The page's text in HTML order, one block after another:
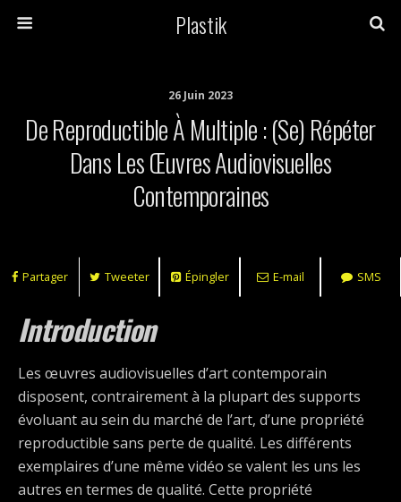
Plastik
26 Juin 2023
De Reproductible À Multiple : (se) Répéter
Dans Les Œuvres Audiovisuelles
Contemporaines
Partager Tweeter Épingler E-mail SMS
Introduction
Les œuvres audiovisuelles d’art contemporain
disposent, contrairement à la plupart des supports
évoluant au sein du marché de l’art, d’une propriété
reproductible sans perte de qualité. Les différents
exemplaires d’une même vidéo se valent les uns les
autres en termes de qualité. Cette propriété